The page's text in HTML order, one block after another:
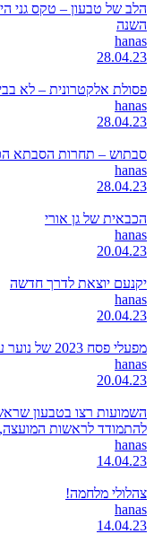
השנה
hanas
28.04.23
פסולת אלקטרונית – לא
hanas
28.04.23
סבתוש – תחרות הסבתא הכי
hanas
28.04.23
הכבאית של גן אורי
hanas
20.04.23
יקנעם יוצאת לדרך חדשה
hanas
20.04.23
מפעלי פסח 2023 של נוער עמק יזרעאל
hanas
20.04.23
השמועות רצו בטבעון
להתמודד לראשות
hanas
14.04.23
צהלולי מלחמה!
hanas
14.04.23